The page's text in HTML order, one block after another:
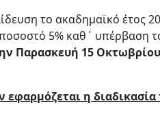
το ακαδημαϊκό έτος
5% καθ΄ υπέρβαση
Παρασκευή 15
η